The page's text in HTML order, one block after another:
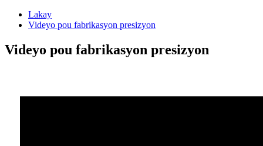
Lakay
Videyo pou fabrikasyon presizyon
Videyo pou fabrikasyon presizyon